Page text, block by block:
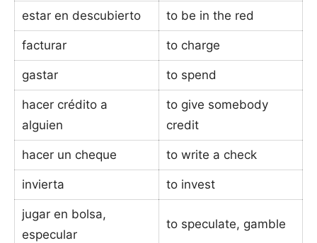
estar en descubierto to be in the red
facturar to charge
gastar to spend
hacer crédito a
alguien
to give somebody
credit
hacer un cheque to write a check
invierta to invest
jugar en bolsa,
especular
to speculate, gamble